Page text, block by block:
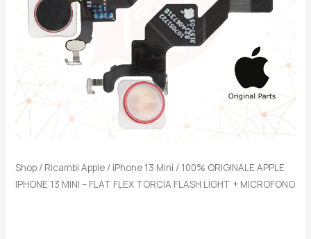
Shop / Ricambi Apple / iPhone 13 Mini / 100% ORIGINALE APPLE
IPHONE 13 MINI – FLAT FLEX TORCIA FLASH LIGHT + MICROFONO
TORCIA
FLASH
MICROFONO
quantità